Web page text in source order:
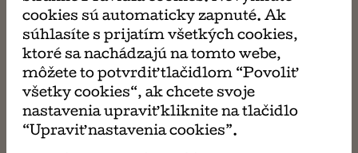
spolu objavia zázračný starý telefón a myš, ktorá ich
chce stoj čo stoj dostať z ich nového domu. Ellie a
Blake musia spojiť sily a vymyslieť, čo s tým.
Kniha sa požičiava štandardne na 14 kalendárnych
dní. Ak si prajete túto knihu (alebo aj ďalšie) požičať
cookies sú automaticky zapnuté. Ak
súhlasíte s prijatím všetkých cookies,
ktoré sa nachádzajú na tomto webe,
môžete to potvrdiť tlačidlom “Povoliť
všetky cookies“, ak chcete svoje
nastavenia upraviť kliknite na tlačidlo
“Upraviť nastavenia cookies”.